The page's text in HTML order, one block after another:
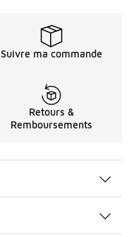
Suivre ma commande
Retours &
Remboursements